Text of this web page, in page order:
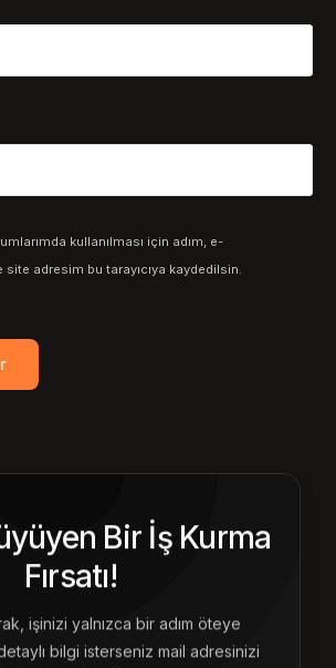
kullanılması için adım, e-
adresim bu tarayıcıya kaydedilsin.
Bir İş Kurma
Fırsatı!
işinizi yalnızca bir adım öteye
bilgi isterseniz mail adresinizi